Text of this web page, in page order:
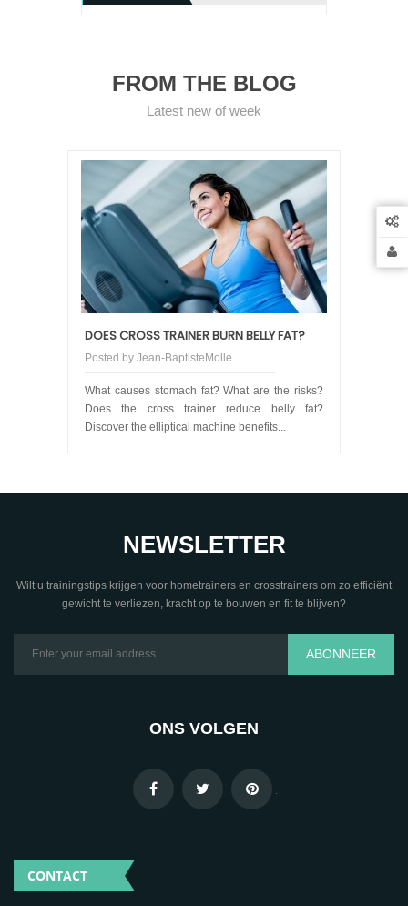
FROM THE BLOG
Latest new of week
DOES CROSS TRAINER BURN BELLY FAT?
Posted by Jean-BaptisteMolle
What causes stomach fat? What are the risks?
Does the cross trainer reduce belly fat?
Discover the elliptical machine benefits...
NEWSLETTER
Wilt u trainingstips krijgen voor hometrainers en crosstrainers om zo efficiënt
gewicht te verliezen, kracht op te bouwen en fit te blijven?
ABONNEER
ONS VOLGEN
CONTACT